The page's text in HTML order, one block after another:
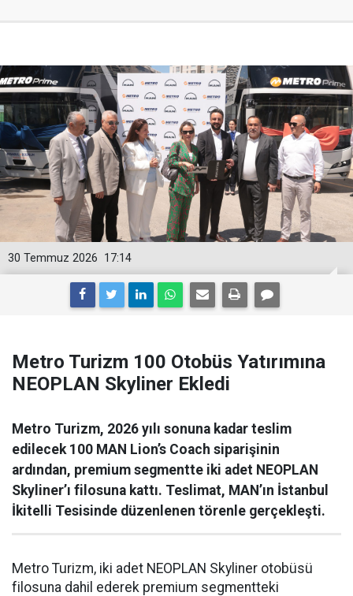
17:14
30 Temmuz 2026
Metro Turizm 100 Otobüs Yatırımına
NEOPLAN Skyliner Ekledi
Metro Turizm, 2026 yılı sonuna kadar teslim
edilecek 100 MAN Lion’s Coach siparişinin
ardından, premium segmentte iki adet NEOPLAN
Skyliner’ı filosuna kattı. Teslimat, MAN’ın İstanbul
İkitelli Tesisinde düzenlenen törenle gerçekleşti.
Metro Turizm, iki adet NEOPLAN Skyliner otobüsü
filosuna dahil ederek premium segmentteki